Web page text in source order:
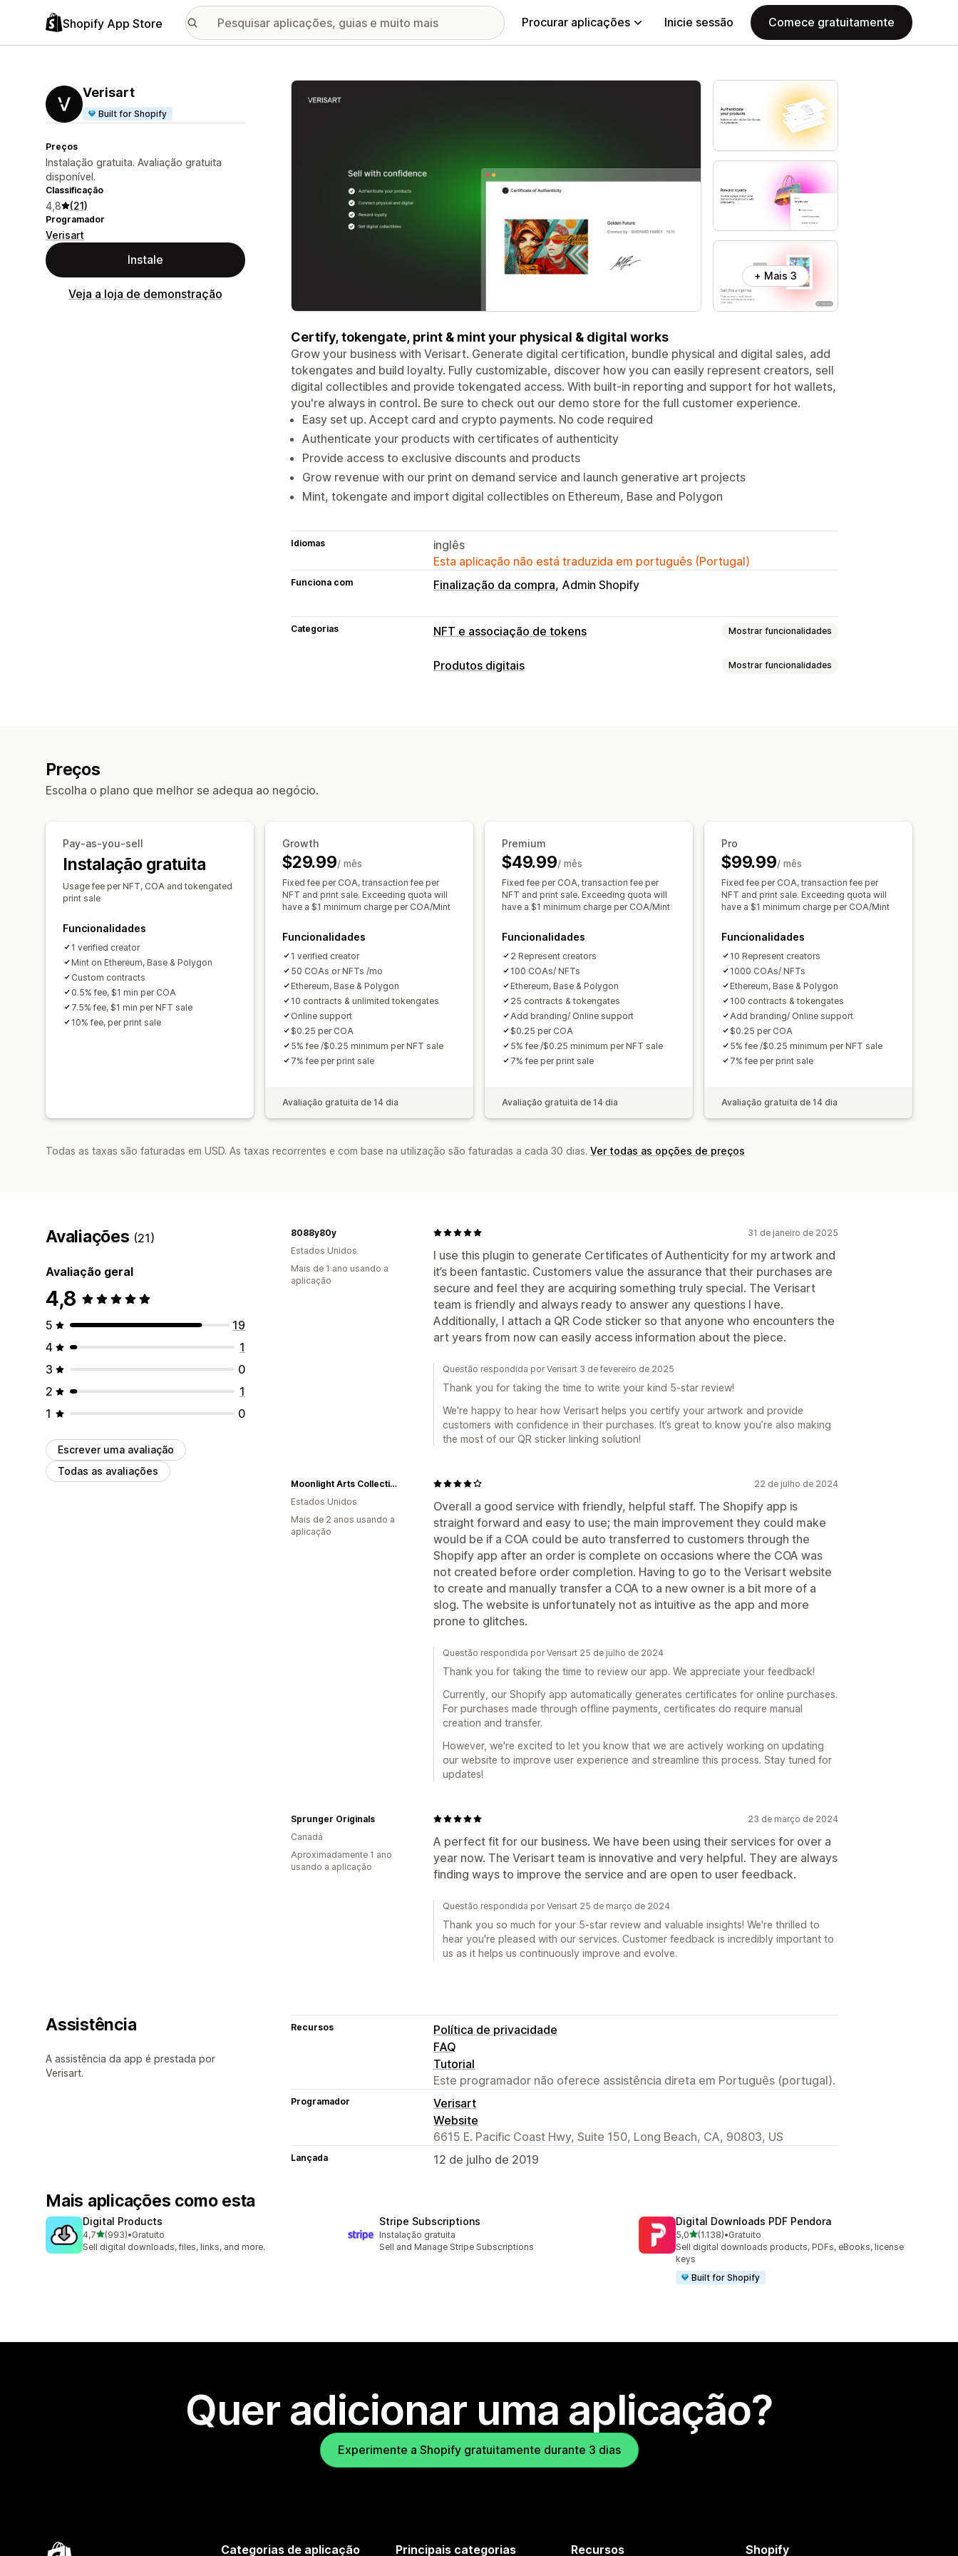
Shopify App Store Procurar aplicações Inicie sessão Comece gratuitamente
Verisart
Built for Shopify
Preços
Instalação gratuita. Avaliação gratuita
disponível.
Classificação
4,8 (21)
Programador
Verisart
Instale
Veja a loja de demonstração
Galeria de imagens em destaque
+ Mais 3
Certify, tokengate, print & mint your physical & digital works
Grow your business with Verisart. Generate digital certification, bundle physical and digital sales, add
tokengates and build loyalty. Fully customizable, discover how you can easily represent creators, sell
digital collectibles and provide tokengated access. With built-in reporting and support for hot wallets,
you're always in control. Be sure to check out our demo store for the full customer experience.
Easy set up. Accept card and crypto payments. No code required
Authenticate your products with certificates of authenticity
Provide access to exclusive discounts and products
Grow revenue with our print on demand service and launch generative art projects
Mint, tokengate and import digital collectibles on Ethereum, Base and Polygon
Idiomas
inglês
Esta aplicação não está traduzida em português (Portugal)
Funciona com Finalização da compra Admin Shopify
Categorias NFT e associação de tokens Mostrar funcionalidades
Configuração de NFT
Produtos digitais Mostrar funcionalidades
Preços
Escolha o plano que melhor se adequa ao negócio.
Pay-as-you-sell
Instalação gratuita
Usage fee per NFT, COA and tokengated
print sale
Funcionalidades
1 verified creator
Mint on Ethereum, Base & Polygon
Custom contracts
0.5% fee, $1 min per COA
7.5% fee, $1 min per NFT sale
10% fee, per print sale
Growth
$29.99/ mês
Fixed fee per COA, transaction fee per
NFT and print sale. Exceeding quota will
have a $1 minimum charge per COA/Mint
Funcionalidades
1 verified creator
50 COAs or NFTs /mo
Ethereum, Base & Polygon
10 contracts & unlimited tokengates
Online support
$0.25 per COA
5% fee /$0.25 minimum per NFT sale
7% fee per print sale
Avaliação gratuita de 14 dia
Premium
$49.99/ mês
Fixed fee per COA, transaction fee per
NFT and print sale. Exceeding quota will
have a $1 minimum charge per COA/Mint
Funcionalidades
2 Represent creators
100 COAs/ NFTs
Ethereum, Base & Polygon
25 contracts & tokengates
Add branding/ Online support
$0.25 per COA
5% fee /$0.25 minimum per NFT sale
7% fee per print sale
Avaliação gratuita de 14 dia
Pro
$99.99/ mês
Fixed fee per COA, transaction fee per
NFT and print sale. Exceeding quota will
have a $1 minimum charge per COA/Mint
Funcionalidades
10 Represent creators
1000 COAs/ NFTs
Ethereum, Base & Polygon
100 contracts & tokengates
Add branding/ Online support
$0.25 per COA
5% fee /$0.25 minimum per NFT sale
7% fee per print sale
Avaliação gratuita de 14 dia
Todas as taxas são faturadas em USD. As taxas recorrentes e com base na utilização são faturadas a cada 30 dias. Ver todas as opções de preços
Avaliações (21)
Avaliação geral
4,8
5
19
4
1
3
0
2
1
1
0
Escrever uma avaliação
Todas as avaliações
31 de janeiro de 2025
I use this plugin to generate Certificates of Authenticity for my artwork and
it’s been fantastic. Customers value the assurance that their purchases are
secure and feel they are acquiring something truly special. The Verisart
team is friendly and always ready to answer any questions I have.
Additionally, I attach a QR Code sticker so that anyone who encounters the
art years from now can easily access information about the piece.
8088y80y
Estados Unidos
Mais de 1 ano usando a
aplicação
Questão respondida por Verisart 3 de fevereiro de 2025
Thank you for taking the time to write your kind 5-star review!
We're happy to hear how Verisart helps you certify your artwork and provide
customers with confidence in their purchases. It’s great to know you’re also making
the most of our QR sticker linking solution!
22 de julho de 2024
Overall a good service with friendly, helpful staff. The Shopify app is
straight forward and easy to use; the main improvement they could make
would be if a COA could be auto transferred to customers through the
Shopify app after an order is complete on occasions where the COA was
not created before order completion. Having to go to the Verisart website
to create and manually transfer a COA to a new owner is a bit more of a
slog. The website is unfortunately not as intuitive as the app and more
prone to glitches.
Moonlight Arts Collective
Estados Unidos
Mais de 2 anos usando a
aplicação
Questão respondida por Verisart 25 de julho de 2024
Thank you for taking the time to review our app. We appreciate your feedback!
Currently, our Shopify app automatically generates certificates for online purchases.
For purchases made through offline payments, certificates do require manual
creation and transfer.
However, we're excited to let you know that we are actively working on updating
our website to improve user experience and streamline this process. Stay tuned for
updates!
23 de março de 2024
A perfect fit for our business. We have been using their services for over a
year now. The Verisart team is innovative and very helpful. They are always
finding ways to improve the service and are open to user feedback.
Sprunger Originals
Canadá
Aproximadamente 1 ano
usando a aplicação
Questão respondida por Verisart 25 de março de 2024
Thank you so much for your 5-star review and valuable insights! We're thrilled to
hear you're pleased with our services. Customer feedback is incredibly important to
us as it helps us continuously improve and evolve.
Assistência
A assistência da app é prestada por
Verisart.
Recursos
Política de privacidade
FAQ
Tutorial
Este programador não oferece assistência direta em Português (portugal).
Programador
Verisart
Website
6615 E. Pacific Coast Hwy, Suite 150, Long Beach, CA, 90803, US
Lançada 12 de julho de 2019
Mais aplicações como esta
Digital Products
4,7de 5 estrelas
(993)
993 total de avaliações
•Gratuito
Sell digital downloads, files, links, and more.
Stripe Subscriptions
Instalação gratuita
Sell and Manage Stripe Subscriptions
Digital Downloads PDF Pendora
5,0de 5 estrelas
(1.138)
1138 total de avaliações
•Gratuito
Sell digital downloads products, PDFs, eBooks, license
keys
Built for Shopify
Quer adicionar uma aplicação?
Experimente a Shopify gratuitamente durante 3 dias
Categorias de aplicação Principais categorias Recursos Shopify